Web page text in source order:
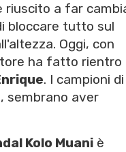
riuscito a far
bloccare tutto sul
Oggi, con
ha fatto rientro
. I campioni di
sembrano aver
Kolo Muani è